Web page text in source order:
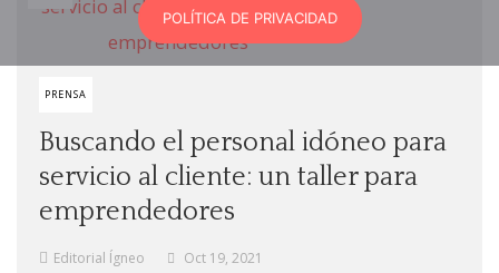
PRENSA
Buscando el personal idóneo para
servicio al cliente: un taller para
emprendedores
Editorial Ígneo Oct 19, 2021
POLÍTICA DE PRIVACIDAD